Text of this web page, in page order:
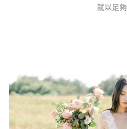
就以足夠